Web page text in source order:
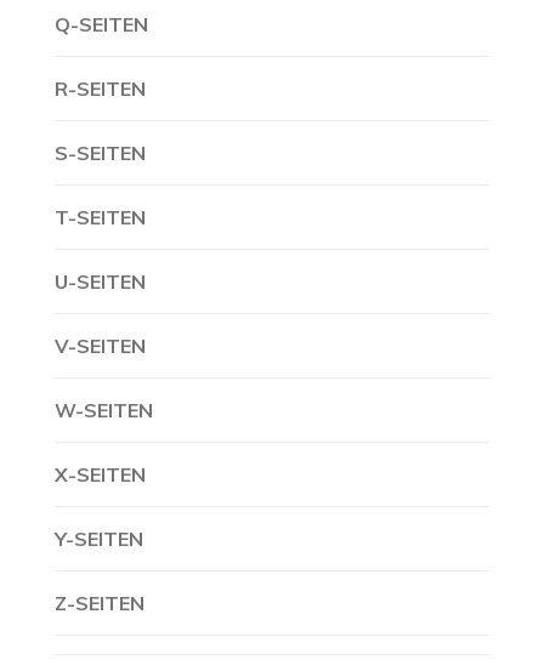
Q-SEITEN
R-SEITEN
S-SEITEN
T-SEITEN
U-SEITEN
V-SEITEN
W-SEITEN
X-SEITEN
Y-SEITEN
Z-SEITEN